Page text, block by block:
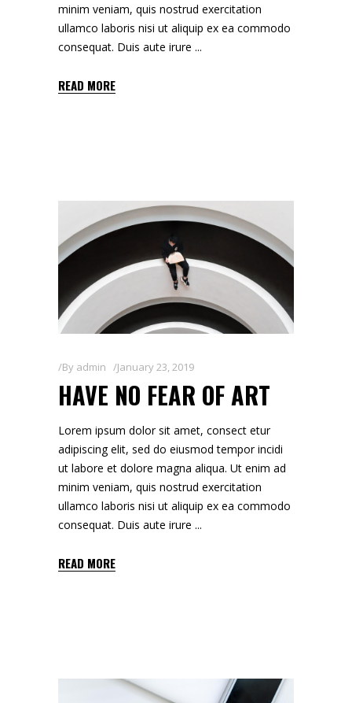
minim veniam, quis nostrud exercitation
ullamco laboris nisi ut aliquip ex ea commodo
consequat. Duis aute irure
READ MORE
By admin January 23, 2019
HAVE NO FEAR OF ART
Lorem ipsum dolor sit amet, consect etur
adipiscing elit, sed do eiusmod tempor incidi
ut labore et dolore magna aliqua. Ut enim ad
minim veniam, quis nostrud exercitation
ullamco laboris nisi ut aliquip ex ea commodo
consequat. Duis aute irure
READ MORE